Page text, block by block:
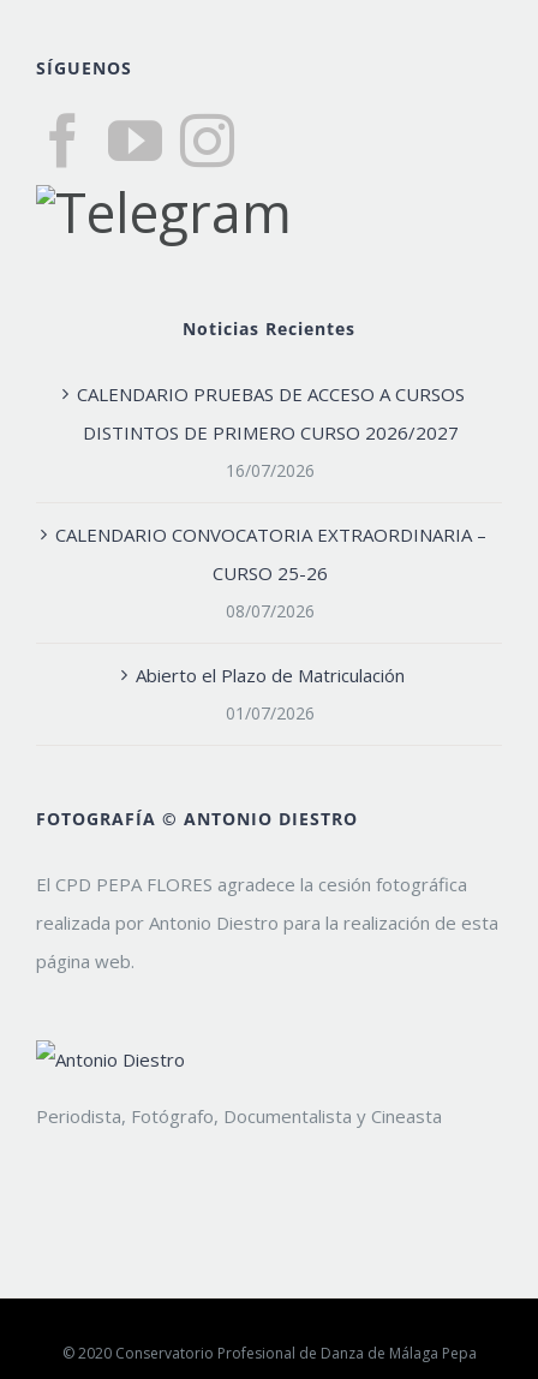
SÍGUENOS
Noticias Recientes
CALENDARIO PRUEBAS DE ACCESO A CURSOS
DISTINTOS DE PRIMERO CURSO 2026/2027
16/07/2026
CALENDARIO CONVOCATORIA EXTRAORDINARIA –
CURSO 25-26
08/07/2026
Abierto el Plazo de Matriculación
01/07/2026
FOTOGRAFÍA © ANTONIO DIESTRO
El CPD PEPA FLORES agradece la cesión fotográfica
realizada por Antonio Diestro para la realización de esta
página web.
Periodista, Fotógrafo, Documentalista y Cineasta
© 2020 Conservatorio Profesional de Danza de Málaga Pepa